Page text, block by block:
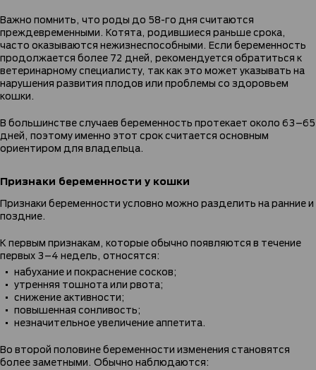
Важно помнить, что роды до 58-го дня считаются
преждевременными. Котята, родившиеся раньше срока,
часто оказываются нежизнеспособными. Если беременность
продолжается более 72 дней, рекомендуется обратиться к
ветеринарному специалисту, так как это может указывать на
нарушения развития плодов или проблемы со здоровьем
кошки.
В большинстве случаев беременность протекает около 63–65
дней, поэтому именно этот срок считается основным
ориентиром для владельца.
Признаки беременности у кошки
Признаки беременности условно можно разделить на ранние и
поздние.
К первым признакам, которые обычно появляются в течение
первых 3–4 недель, относятся:
набухание и покраснение сосков;
утренняя тошнота или рвота;
снижение активности;
повышенная сонливость;
незначительное увеличение аппетита.
Во второй половине беременности изменения становятся
более заметными. Обычно наблюдаются: